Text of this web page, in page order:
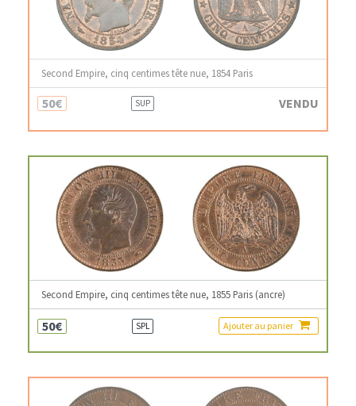
Second Empire, cinq centimes tête nue, 1854 Paris
50€ SUP VENDU
Second Empire, cinq centimes tête nue, 1855 Paris (ancre)
50€ SPL Ajouter au panier